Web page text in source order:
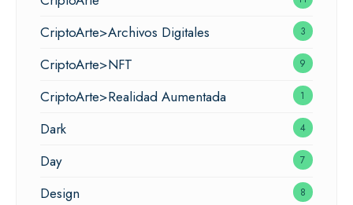
CriptoArte>Archivos Digitales 3
CriptoArte>NFT 9
CriptoArte>Realidad Aumentada 1
Dark 4
Day 7
Design 8